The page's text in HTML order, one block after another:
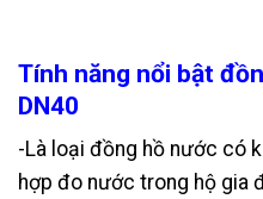
Tính năng nổi bật
DN40
-Là loại đồng hồ nước có
hợp đo nước trong hộ gia